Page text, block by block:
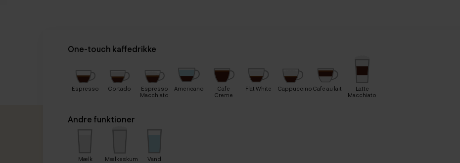
One-touch kaffedrikke
Espresso Cortado
Espresso
Macchiato
Americano
Cafe
Creme
Flat White Cappuccino Cafe au lait
Latte
Macchiato
Andre funktioner
Mælk Mælkeskum Vand